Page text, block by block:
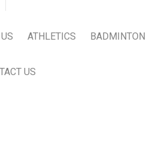
ATHLETICS BADMINTON
US